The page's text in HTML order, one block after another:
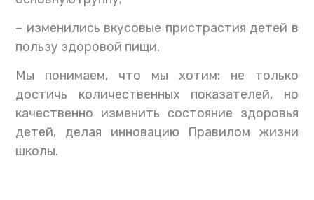
– изменились вкусовые пристрастия детей в
пользу здоровой пищи.
Мы понимаем, что мы хотим: не только
достичь количественных показателей, но
качественно изменить состояние здоровья
детей, делая инновацию Правилом жизни
школы.